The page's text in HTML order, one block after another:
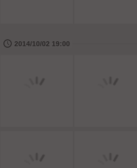
🕔 2014/10/02 19:00